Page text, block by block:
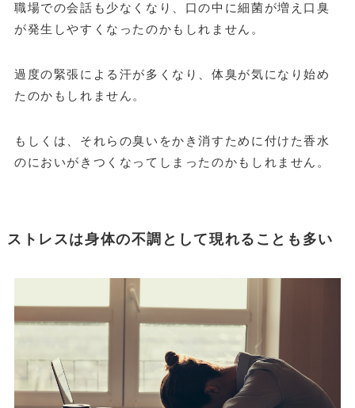
職場での会話も少なくなり、口の中に細菌が増え口臭
が発生しやすくなったのかもしれません。
過度の緊張による汗が多くなり、体臭が気になり始め
たのかもしれません。
もしくは、それらの臭いをかき消すために付けた香水
のにおいがきつくなってしまったのかもしれません。
ストレスは身体の不調として現れることも多い